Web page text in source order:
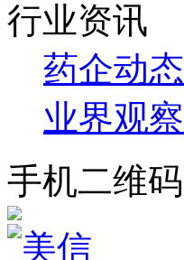
行业资讯
药企动态
业界观察
手机二维码